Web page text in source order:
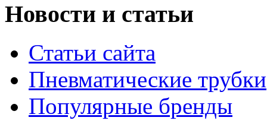
Новости и статьи
Статьи сайта
Пневматические трубки
Популярные бренды